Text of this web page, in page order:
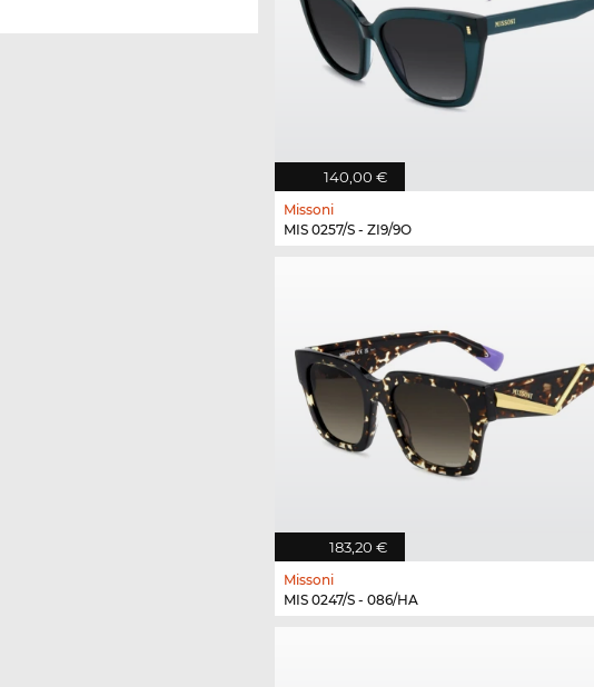
140,00 €
Missoni
MIS 0257/S - ZI9/9O
183,20 €
Missoni
MIS 0247/S - 086/HA